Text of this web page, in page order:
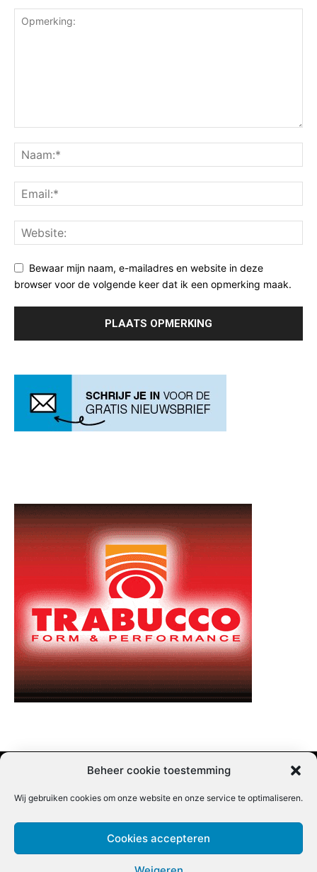
Beheer cookie toestemming
Wij gebruiken cookies om onze website en onze service te optimaliseren.
Cookies accepteren
Bewaar mijn naam, e-mailadres en website in deze
browser voor de volgende keer dat ik een opmerking maak.
Nieuwsbrief inschrijven | Partner content